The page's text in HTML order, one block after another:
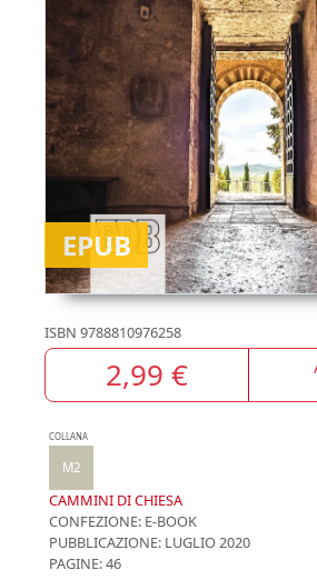
EPUB
ISBN 9788810976258
2,99 €
COLLANA
M2
CAMMINI DI CHIESA
CONFEZIONE: E-BOOK
PUBBLICAZIONE: LUGLIO 2020
PAGINE: 46